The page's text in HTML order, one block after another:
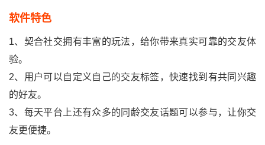
软件特色
1、契合社交拥有丰富的玩法，给你带来真实可靠的交友体
验。
2、用户可以自定义自己的交友标签，快速找到有共同兴趣
的好友。
3、每天平台上还有众多的同龄交友话题可以参与，让你交
友更便捷。